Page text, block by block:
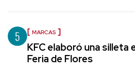
5 MARCAS
KFC elaboró una silleta
Feria de Flores